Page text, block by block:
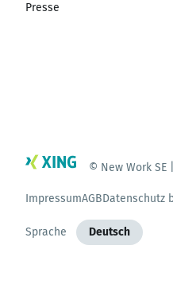
Presse
© New Work
ImpressumAGBDatenschutz
Sprache Deutsch